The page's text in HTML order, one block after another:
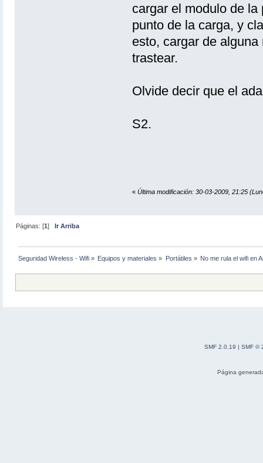
cargar el modulo de
punto de la carga, y
esto, cargar de
trastear.
Olvide decir que el
S2.
« Última modificación: 30-03-2009, 21:25
Páginas: [1]Ir Arriba
Seguridad Wireless - Wifi » Equipos y materiales » Portátiles » No me rula el wifi en
SMF 2.0.19 | SMF ©
Página